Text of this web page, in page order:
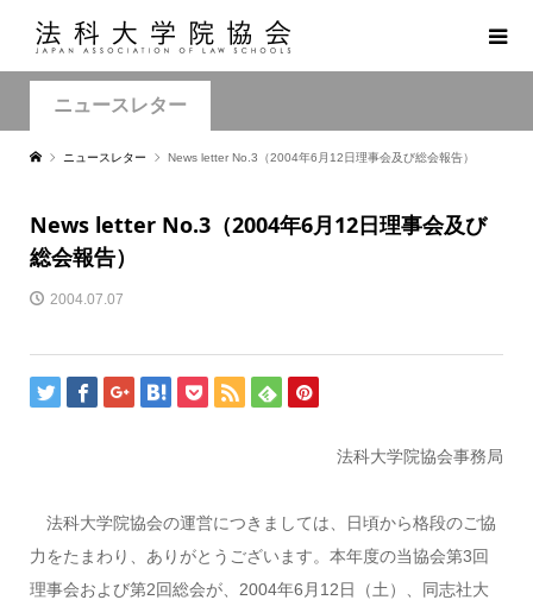
ニュースレター
ニュースレター News letter No.3（2004年6月12日理事会及び総会報告）
News letter No.3（2004年6月12日理事会及び
総会報告）
2004.07.07
法科大学院協会事務局
法科大学院協会の運営につきましては、日頃から格段のご協
力をたまわり、ありがとうございます。本年度の当協会第3回
理事会および第2回総会が、2004年6月12日（土）、同志社大